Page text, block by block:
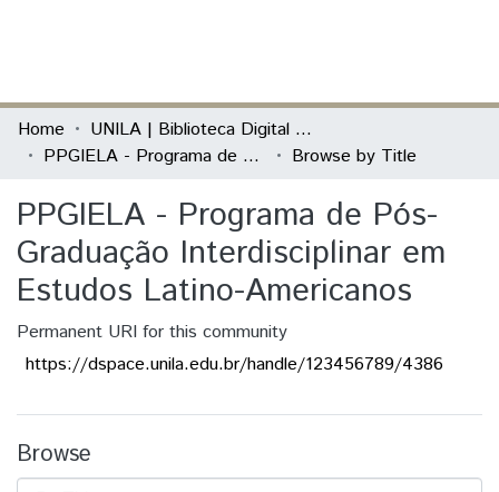
Communities & Collections
All of DSpace
Home
UNILA | Biblioteca Digital de Dissertações e Teses
PPGIELA - Programa de Pós-Graduação Interdisciplinar em Estudos Latino-Americanos
Browse by Title
PPGIELA - Programa de Pós-
Graduação Interdisciplinar em
Estudos Latino-Americanos
Permanent URI for this community
https://dspace.unila.edu.br/handle/123456789/4386
Browse